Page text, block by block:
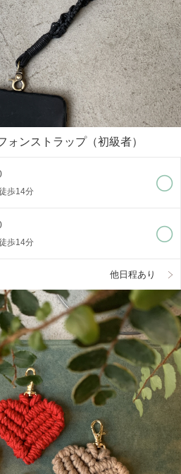
ンストラップ（初級者）
歩14分
歩14分
他日程あり